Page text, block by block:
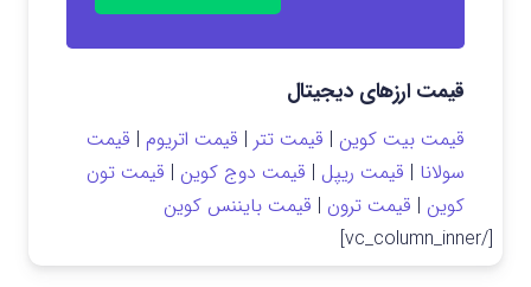
قیمت ارزهای دیجیتال
قیمت بیت کوین | قیمت تتر | قیمت اتریوم | قیمت
سولانا | قیمت ریپل | قیمت دوج کوین | قیمت تون
کوین | قیمت ترون | قیمت بایننس کوین
[/vc_column_inner]